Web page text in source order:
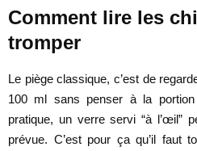
Comment lire les
tromper
Le piège classique, c’est de
100 ml sans penser à la
pratique, un verre servi “à l’œil”
prévue. C’est pour ça qu’il faut